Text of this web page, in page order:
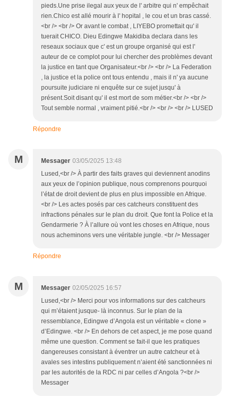
pieds.Une prise ilegal aux yeux de l' arbitre qui n' empêchait
rien.Chico est allé mourir à l' hopital , le cou et un bras cassé.
<br /> <br /> Or avant le combat , LIYEBO promettait qu' il
tuerait CHICO. Dieu Edingwe Makidiba declara dans les
reseaux sociaux que c' est un groupe organisé qui est l'
auteur de ce complot pour lui chercher des problèmes devant
la justice en tant que Organisateur.<br /> <br /> La Federation
, la justice et la police ont tous entendu , mais il n' ya aucune
poursuite judiciare ni enquête sur ce sujet jusqu' à
présent.Soit disant qu' il est mort de som métier.<br /> <br />
Tout semble normal , vraiment pitié.<br /> <br /> <br /> LUSED
Répondre
M Messager 03/05/2025 13:48
Lused,<br /> À partir des faits graves qui deviennent anodins
aux yeux de l’opinion publique, nous comprenons pourquoi
l’état de droit devient de plus en plus impossible en Afrique.
<br /> Les actes posés par ces catcheurs constituent des
infractions pénales sur le plan du droit. Que font la Police et la
Gendarmerie ? À l’allure où vont les choses en Afrique, nous
nous acheminons vers une véritable jungle. <br /> Messager
Répondre
M Messager 02/05/2025 16:57
Lused,<br /> Merci pour vos informations sur des catcheurs
qui m’étaient jusque- là inconnus. Sur le plan de la
ressemblance, Edingwe d’Angola est un véritable « clone »
d’Edingwe. <br /> En dehors de cet aspect, je me pose quand
même une question. Comment se fait-il que les pratiques
dangereuses consistant à éventrer un autre catcheur et à
avales ses intestins publiquement n’aient été sanctionnées ni
par les autorités de la RDC ni par celles d’Angola ?<br />
Messager